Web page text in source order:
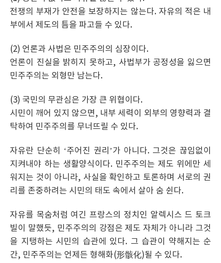
전쟁의 부재가 안전을 보장하지는 않는다. 자유의 적은 내
부에서 제도의 틈을 파고들 수 있다.
(2) 언론과 사법은 민주주의의 심장이다.
언론이 진실을 밝히지 못하고, 사법부가 공정성을 잃으면
민주주의는 외형만 남는다.
(3) 국민의 무관심은 가장 큰 위협이다.
시민이 깨어 있지 않으면, 내부 세력이 외부의 영향력과 결
탁하여 민주주의를 무너뜨릴 수 있다.
자유란 단순히 ‘주어진 권리’가 아니다. 그것은 끊임없이
지켜내야 하는 생활양식이다. 민주주의는 제도 위에만 세
워지는 것이 아니라, 사실을 확인하고 토론하며 서로의 권
리를 존중하려는 시민의 태도 속에서 살아 숨 쉰다.
자유를 목숨처럼 여긴 프랑스의 정치인 알렉시스 드 토크
빌이 말했듯, 민주주의의 강점은 제도 자체가 아니라 그것
을 지탱하는 시민의 습관에 있다. 그 습관이 약해지는 순
간, 민주주의는 언제든 형해화(形骸化)될 수 있다.